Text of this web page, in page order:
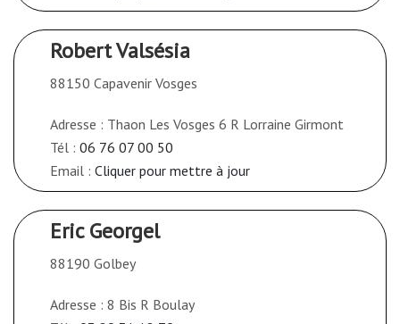
Robert Valsésia
88150 Capavenir Vosges
Adresse : Thaon Les Vosges 6 R Lorraine Girmont
Tél : 06 76 07 00 50
Email : Cliquer pour mettre à jour
Eric Georgel
88190 Golbey
Adresse : 8 Bis R Boulay